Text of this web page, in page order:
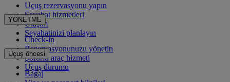
Uçuş rezervasyonu yapın
Seyahat hizmetleri
Ulaşım
Seyahatinizi planlayın
YÖNETME
Check-in
Rezervasyonunuzu yönetin
Şoförlü araç hizmeti
Uçuş durumu
Uçuş öncesi
Bagaj